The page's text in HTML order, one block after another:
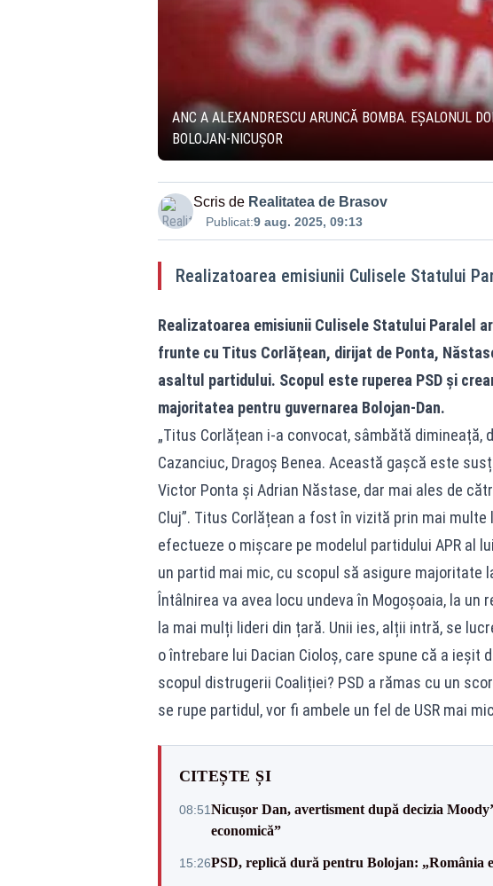
ANC A ALEXANDRESCU ARUNCĂ BOMBA. EȘALONUL
BOLOJAN-NICUȘOR
Scris de Realitatea de Brasov
Publicat:9 aug. 2025, 09:13
Realizatoarea emisiunii Culisele Statului
Realizatoarea emisiunii Culisele Statului Paralel
frunte cu Titus Corlățean, dirijat de Ponta,
asaltul partidului. Scopul este ruperea PSD și
majoritatea pentru guvernarea Bolojan-Dan.
„Titus Corlățean i-a convocat, sâmbătă dimineață,
Cazanciuc, Dragoș Benea. Această gașcă este
Victor Ponta și Adrian Năstase, dar mai ales de
Cluj”. Titus Corlățean a fost în vizită prin mai
efectueze o mișcare pe modelul partidului APR al
un partid mai mic, cu scopul să asigure majoritate
Întâlnirea va avea locu undeva în Mogoșoaia, la
la mai mulți lideri din țară. Unii ies, alții intră, se
o întrebare lui Dacian Cioloș, care spune că a ieșit
scopul distrugerii Coaliției? PSD a rămas cu un
se rupe partidul, vor fi ambele un fel de USR mai
CITEȘTE ȘI
08:51Nicușor Dan, avertisment după decizia
economică”
15:26PSD, replică dură pentru Bolojan: „România